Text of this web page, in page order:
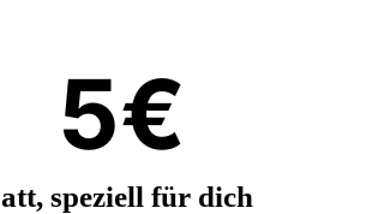
5€
speziell für dich